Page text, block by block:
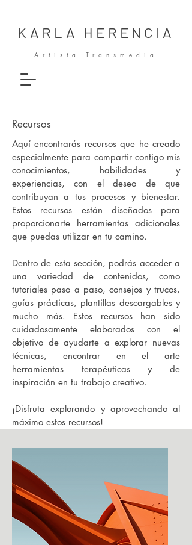
KARLA HERENCIA
Artista Transmedia
Recursos
Aquí encontrarás recursos que he creado
especialmente para compartir contigo mis
conocimientos, habilidades y
experiencias, con el deseo de que
contribuyan a tus procesos y bienestar.
Estos recursos están diseñados para
proporcionarte herramientas adicionales
que puedas utilizar en tu camino.
Dentro de esta sección, podrás acceder a
una variedad de contenidos, como
tutoriales paso a paso, consejos y trucos,
guías prácticas, plantillas descargables y
mucho más. Estos recursos han sido
cuidadosamente elaborados con el
objetivo de ayudarte a explorar nuevas
técnicas, encontrar en el arte
herramientas terapéuticas y de
inspiración en tu trabajo creativo.
¡Disfruta explorando y aprovechando al
máximo estos recursos!